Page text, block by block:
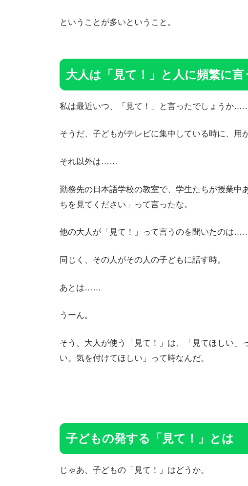
ということが多いということ。
大人は「見て！」と人に頻繁に言
私は最近いつ、「見て！」と言ったでしょうか
そうだ、子どもがテレビに集中している時に、用
それ以外は……
勤務先の日本語学校の教室で、学生たちが授業中
ちを見てください」って言ったな。
他の大人が「見て！」って言うのを聞いたのは
同じく、その人がその人の子どもに話す時。
あとは……
うーん。
そう、大人が使う「見て！」は、「見てほしい」
い。気を付けてほしい」って時なんだ。
子どもの発する「見て！」とは
じゃあ、子どもの「見て！」はどうか。